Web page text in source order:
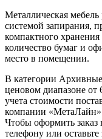
Металлическая
системой запирания,
компактного
количество бумаг и
место в помещении.
В категории
ценовом диапазоне от
учета стоимости
компании
Чтобы оформить
телефону или оставьте